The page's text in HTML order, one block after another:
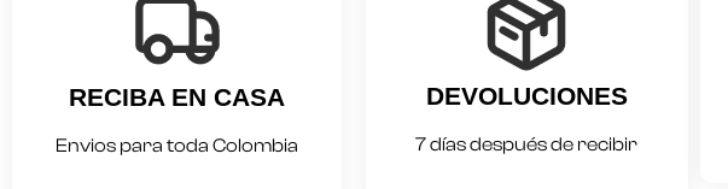
RECIBA EN CASA
Envios para toda Colombia
DEVOLUCIONES
7 días después de recibir